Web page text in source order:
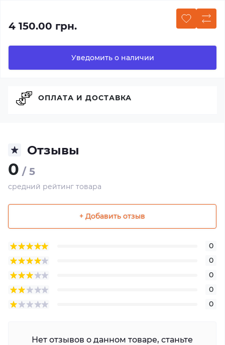
4 150.00 грн.
Уведомить о наличии
Отзывы
0 / 5
средний рейтинг товара
+ Добавить отзыв
0
0
0
0
0
Нет отзывов о данном товаре, станьте
ОПЛАТА И ДОСТАВКА